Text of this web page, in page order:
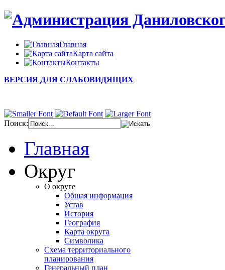
Главная
Карта сайта
Контакты
ВЕРСИЯ ДЛЯ СЛАБОВИДЯЩИХ
Поиск:
Главная
Округ
О округе
Общая информация
Устав
История
География
Карта округа
Символика
Схема территориального
планирования
Генеральный план